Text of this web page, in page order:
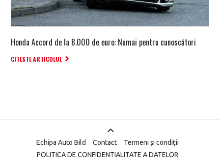
Honda Accord de la 8.000 de euro: Numai pentru cunoscători
CITESTE ARTICOLUL
Echipa Auto Bild Contact
Termeni și condiții
POLITICA DE CONFIDENTIALITATE A DATELOR